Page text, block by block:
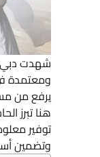
شهدت دبي
ومعتمدة
يرفع من
هنا تبرز
توفير
وتضمين